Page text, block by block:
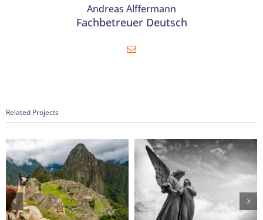
Andreas Alffermann
Fachbetreuer Deutsch
Related Projects